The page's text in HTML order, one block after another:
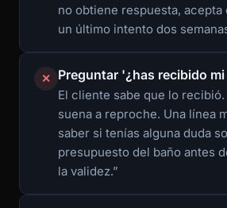
no obtiene respuesta,
un último intento dos
✕ Preguntar '¿has recibido
El cliente sabe que lo
suena a reproche. Una línea
saber si tenías alguna duda
presupuesto del baño antes
la validez.”